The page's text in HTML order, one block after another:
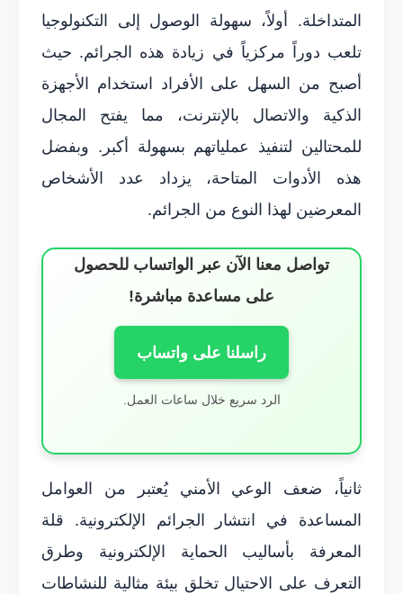
المتداخلة. أولاً، سهولة الوصول إلى التكنولوجيا
تلعب دوراً مركزياً في زيادة هذه الجرائم. حيث
أصبح من السهل على الأفراد استخدام الأجهزة
الذكية والاتصال بالإنترنت، مما يفتح المجال
للمحتالين لتنفيذ عملياتهم بسهولة أكبر. وبفضل
هذه الأدوات المتاحة، يزداد عدد الأشخاص
المعرضين لهذا النوع من الجرائم.
تواصل معنا الآن عبر الواتساب للحصول
على مساعدة مباشرة!
راسلنا على واتساب
الرد سريع خلال ساعات العمل.
ثانياً، ضعف الوعي الأمني يُعتبر من العوامل
المساعدة في انتشار الجرائم الإلكترونية. قلة
المعرفة بأساليب الحماية الإلكترونية وطرق
التعرف على الاحتيال تخلق بيئة مثالية للنشاطات